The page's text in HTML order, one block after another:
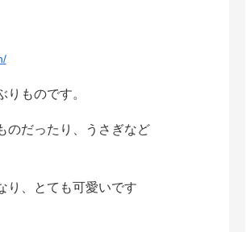
ものです。
のだったり、うさぎなど
り、とても可愛いです